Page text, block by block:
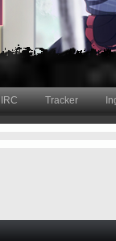
IRC Tracker